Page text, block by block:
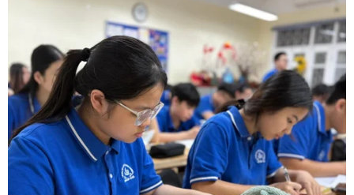
Theo Honda Việt Nam, ở mảng kinh doanh ôtô, trong
tháng Ba vừa qua có tổng cộng 1.968 xe được bàn giao
đến tay khách hàng cả nước, tăng 40% so với tháng
trước.